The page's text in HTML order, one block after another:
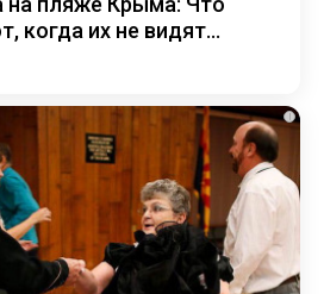
когда их не видят...
i